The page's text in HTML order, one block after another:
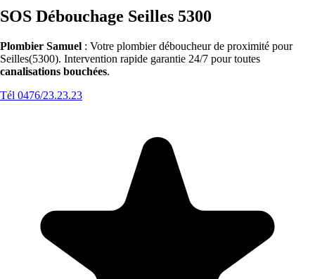
SOS Débouchage Seilles 5300
Plombier Samuel : Votre plombier déboucheur de proximité pour
Seilles(5300). Intervention rapide garantie 24/7 pour toutes
canalisations bouchées.
Tél 0476/23.23.23